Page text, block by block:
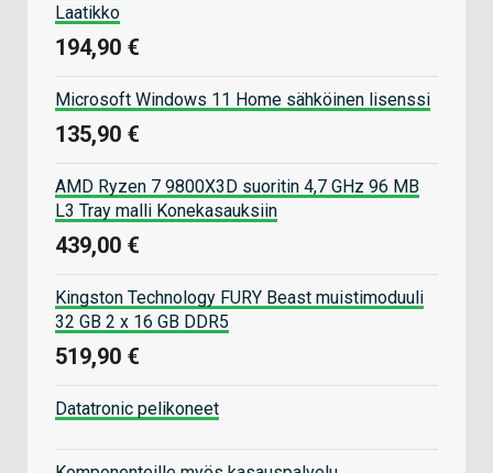
Laatikko
194,90 €
Microsoft Windows 11 Home sähköinen lisenssi
135,90 €
AMD Ryzen 7 9800X3D suoritin 4,7 GHz 96 MB
L3 Tray malli Konekasauksiin
439,00 €
Kingston Technology FURY Beast muistimoduuli
32 GB 2 x 16 GB DDR5
519,90 €
Datatronic pelikoneet